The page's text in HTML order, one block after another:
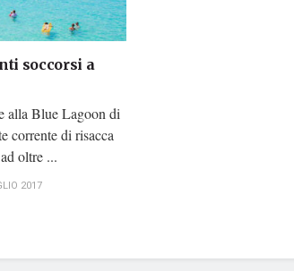
soccorsi a
alla Blue Lagoon di
corrente di risacca
oltre ...
2017